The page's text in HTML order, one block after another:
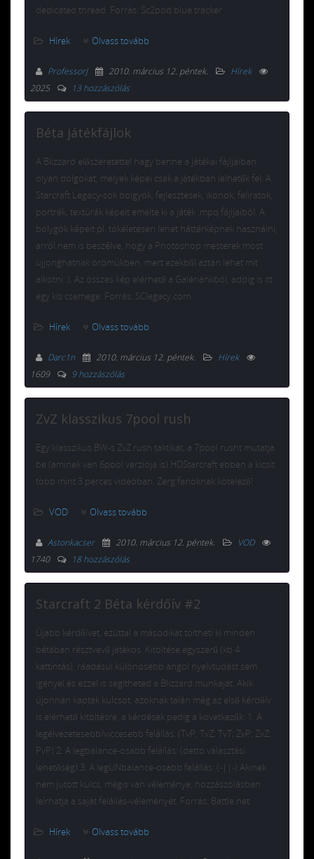
dedicated thread. Forrás: Sc2pod blue tracker
Hírek Olvass tovább
ProfessorJ 2010. március 12. péntek.
Hírek
2025
13 hozzászólás
Béta játékfájlok
A Blizzard előszeretettel hagy benne a játékai fájljaiban
olyan dolgokat, melyek képei csak a játékban lelhetők fel. A
Starcraft Legacy-sok bolgyók, fejlesztések, ikonok, feliratok,
portrék, textúrák képeit emelte ki a játék .mpq fájljaiból. A
bolygók képeit pl. tökéletesen lehet háttérképnek használni,
arról nem is beszélve, hogy a Photoshop mesterek most
ujjonghatnak örömükben, mert ezekből aztán lehet mit
alkotni :). Az összes kép elérhető a Galériánkból, addig is itt
egy kis csemege: Forrás: SClegacy.com
Hírek Olvass tovább
Darc1n 2010. március 12. péntek.
Hírek
1609
9 hozzászólás
ZvZ klasszikus 7pool rush
Egy klasszikus BW-s ZvZ rush taktikát, a 7pool rusht mutatja
be (aminek van 6pool verziója is) HDStarcraft ebben a kicsit
több mint 3 perces videóban. Zerg fanoknak kötelező!
VOD Olvass tovább
Astonkacser 2010. március 12. péntek.
VOD
1740
18 hozzászólás
Starcraft 2 Béta kérdőív #2
Újabb kérdőívet, ezúttal a másodikat töltheti ki minden
bétában résztvevő játékos. Kitöltése egyszerű (kb 4
kattintás), ráadásul különösebb angol nyelvtudást sem
igényel és ezzel is segítheted a Blizzard munkáját. Akik
újonnan kaptak kulcsot, azoknak talán még az első kérdőív
is elérhető kitöltésre, a kérdések pedig a következők: 1. A
legélvezetesebb/viccesebb felállás: (TvP; TvZ; TvT; ZvP; ZvZ;
PvP) 2. A legbalance-osabb felállás: (detto választási
lehetőség) 3. A legUNbalance-osabb felállás: (-||-) Akinek
nem jutott kulcs, mégis van véleménye, hozzászólásban
leírhatja a saját felállás-véleményét. Forrás: Battle.net
Hírek Olvass tovább